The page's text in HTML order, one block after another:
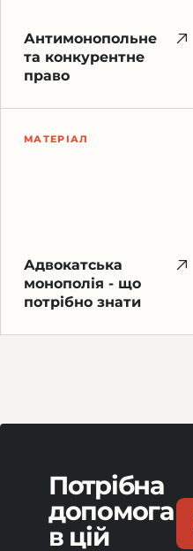
Антимонопольне
та конкурентне
право
МАТЕРІАЛ
Адвокатська
монополія - що
потрібно знати
Потрібна
допомога
в цій